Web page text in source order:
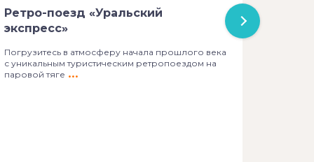
Ретро-поезд «Уральский
экспресс»
Погрузитесь в атмосферу начала прошлого века
с уникальным туристическим ретропоездом на
паровой тяге